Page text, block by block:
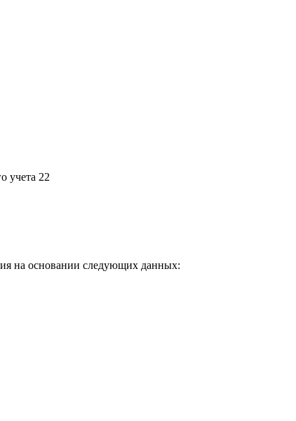
учета 22
на основании следующих данных: